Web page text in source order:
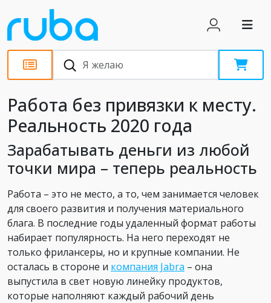
Статьи
Работа без привязки к месту.
Реальность 2020 года
Зарабатывать деньги из любой
точки мира – теперь реальность
Работа – это не место, а то, чем занимается человек
для своего развития и получения материального
блага. В последние годы удаленный формат работы
набирает популярность. На него переходят не
только фрилансеры, но и крупные компании. Не
осталась в стороне и компания Jabra – она
выпустила в свет новую линейку продуктов,
которые наполняют каждый рабочий день